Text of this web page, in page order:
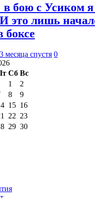
в бою с Усиком
это лишь
боксе
3 месяца спустя 0
Сб Вс
1
2
8
9
15 16
22 23
29 30